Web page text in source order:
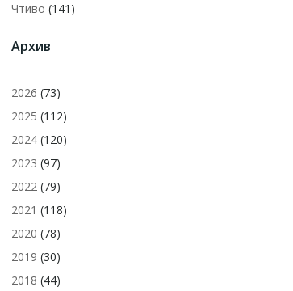
Чтиво (141)
Архив
2026 (73)
2025 (112)
2024 (120)
2023 (97)
2022 (79)
2021 (118)
2020 (78)
2019 (30)
2018 (44)